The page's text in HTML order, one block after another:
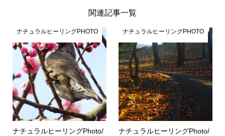
関連記事一覧
ナチュラルヒーリングPHOTO
ナチュラルヒーリングPhoto/
ナチュラルヒーリングPHOTO
ナチュラルヒーリングPhoto/